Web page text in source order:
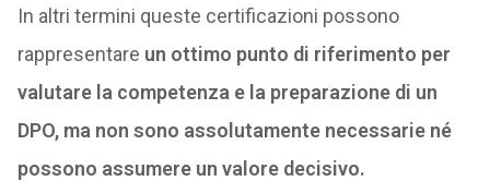
In altri termini queste certificazioni possono
rappresentare un ottimo punto di riferimento per
valutare la competenza e la preparazione di un
DPO, ma non sono assolutamente necessarie né
possono assumere un valore decisivo.